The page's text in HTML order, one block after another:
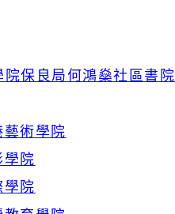
保良局何鴻燊社區書院
術學院
學院
學院